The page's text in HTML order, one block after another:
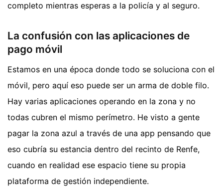
completo mientras esperas a la policía y al seguro.
La confusión con las aplicaciones de
pago móvil
Estamos en una época donde todo se soluciona con el
móvil, pero aquí eso puede ser un arma de doble filo.
Hay varias aplicaciones operando en la zona y no
todas cubren el mismo perímetro. He visto a gente
pagar la zona azul a través de una app pensando que
eso cubría su estancia dentro del recinto de Renfe,
cuando en realidad ese espacio tiene su propia
plataforma de gestión independiente.